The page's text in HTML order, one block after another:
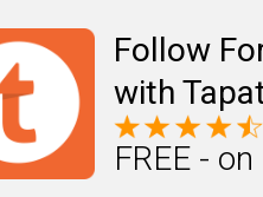
Follow
with
FREE -